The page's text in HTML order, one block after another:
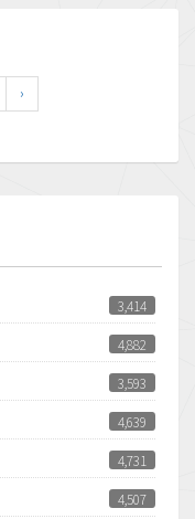
›
3,414
4,882
3,593
4,639
4,731
4,507